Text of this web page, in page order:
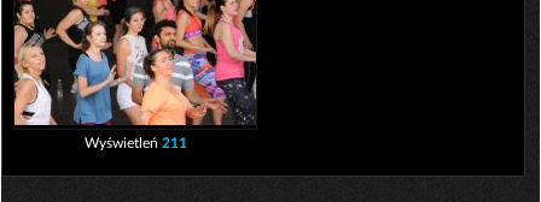
Wyświetleń 211